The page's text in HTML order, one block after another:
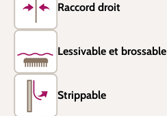
Raccord droit
Lessivable et brossable
Strippable